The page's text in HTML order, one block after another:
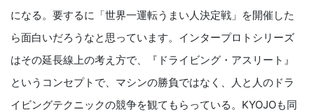
になる。要するに「世界一運転うまい人決定戦」を開催した
ら面白いだろうなと思っています。インタープロトシリーズ
はその延長線上の考え方で、『ドライビング・アスリート』
というコンセプトで、マシンの勝負ではなく、人と人のドラ
イビングテクニックの競争を観てもらっている。KYOJOも同